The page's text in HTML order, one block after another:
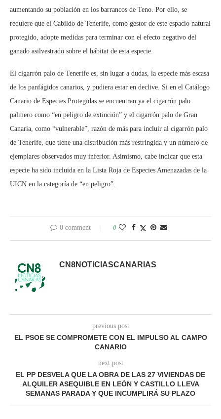
aumentando su población en los barrancos de Teno. Por ello, se
requiere que el Cabildo de Tenerife, como gestor de este espacio natural
protegido, adopte medidas para terminar con el efecto negativo del
ganado asilvestrado sobre el hábitat de esta especie.
El cigarrón palo de Tenerife es, sin lugar a dudas, la especie más escasa
de los panfágidos canarios, y pudiera estar en declive. Si en el Catálogo
Canario de Especies Protegidas se encuentran ya el cigarrón palo
palmero como “en peligro de extinción” y el cigarrón palo de Gran
Canaria, como “vulnerable”, razón de más para incluir al cigarrón palo
de Tenerife, que tiene una distribución más restringida y un número de
ejemplares observados muy inferior. Asimismo, cabe indicar que esta
especie ha sido incluida en la Lista Roja de Especies Amenazadas de la
UICN en la categoría de “en peligro”.
0 comment 0
CN8NOTICIASCANARIAS
previous post
EL PSOE SE COMPROMETE CON EL IMPULSO AL CAMPO
CANARIO
next post
EL PP DESVELA QUE LA OBRA DE LAS 27 VIVIENDAS DE
ALQUILER ASEQUIBLE EN LEÓN Y CASTILLO LLEVA
SEMANAS PARADA Y QUE INCUMPLIRÁ SU PLAZO